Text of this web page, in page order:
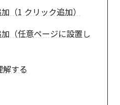
（1 クリック追加）
（任意ページに設置し
する